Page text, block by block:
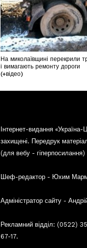
На миколаївщині перекрили
і вимагають ремонту дороги
(+відео)
Інтернет-видання «Україна-
захищені. Передрук
(для вебу - гіперпосилання)
Шеф-редактор - Юхим
Адміністратор сайту -
Рекламний відділ: (0522)
67-17.